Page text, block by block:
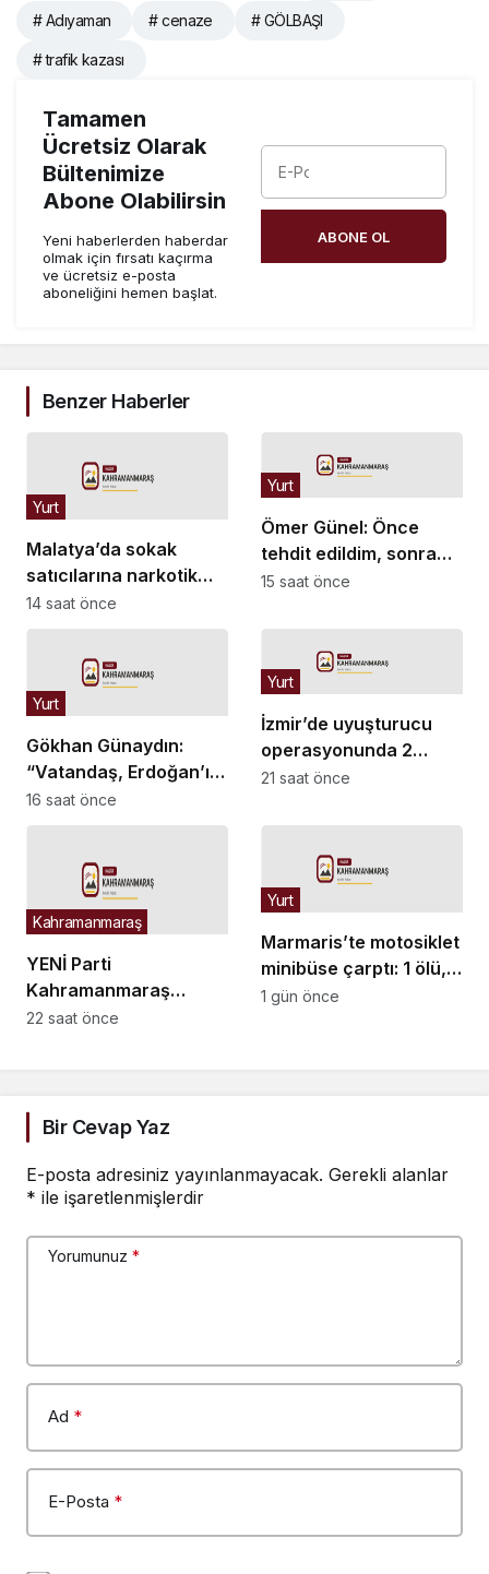
# Adıyaman # cenaze # GÖLBAŞI
# trafik kazası
Tamamen
Ücretsiz Olarak
Bültenimize
Abone Olabilirsin
Yeni haberlerden haberdar
olmak için fırsatı kaçırma
ve ücretsiz e-posta
aboneliğini hemen başlat.
ABONE OL
Benzer Haberler
Malatya’da sokak
satıcılarına narkotik
operasyonu: 11 şüpheli
tutuklandı
Yurt
14 saat önce
Ömer Günel: Önce
tehdit edildim, sonra
iftira ifadeleri geldi
Yurt
15 saat önce
Gökhan Günaydın:
“Vatandaş, Erdoğan’ı
gönderecek bir birliğin
peşinde”
Yurt
16 saat önce
İzmir’de uyuşturucu
operasyonunda 2
şüpheli tutuklandı
Yurt
21 saat önce
YENİ Parti
Kahramanmaraş
Kurucu İl Başkanı Ateş:
Kahramanmaraş
22 saat önce
Marmaris’te motosiklet
minibüse çarptı: 1 ölü, 1
ağır yaralı
Yurt
1 gün önce
Bir Cevap Yaz
E-posta adresiniz yayınlanmayacak. Gerekli alanlar
* ile işaretlenmişlerdir
Yorumunuz *
Ad *
E-Posta *